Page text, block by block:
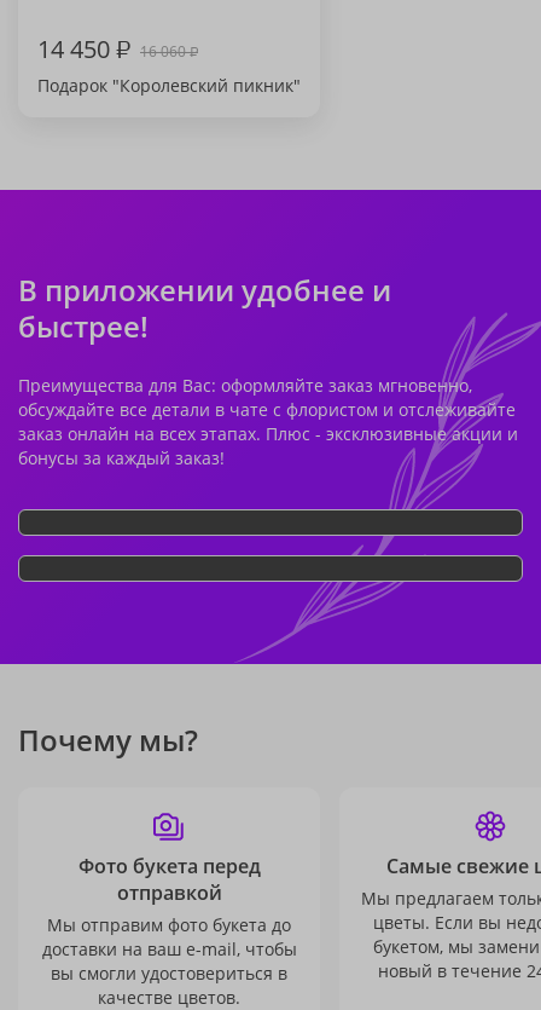
14 450₽ 16 060₽
Подарок "Королевский пикник"
В приложении удобнее и
быстрее!
Преимущества для Вас: оформляйте заказ мгновенно,
обсуждайте все детали в чате с флористом и отслеживайте
заказ онлайн на всех этапах. Плюс - эксклюзивные акции и
бонусы за каждый заказ!
Почему мы?
Фото букета перед
отправкой
Мы отправим фото букета до
доставки на ваш e-mail, чтобы
вы смогли удостовериться в
качестве цветов.
Самые свежие
Мы предлагаем
цветы. Если вы
букетом, мы
новый в течение